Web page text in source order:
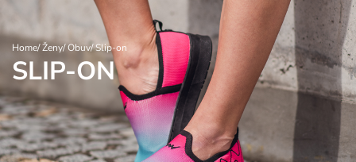
Home/Ženy/Obuv/Slip-on
SLIP-ON